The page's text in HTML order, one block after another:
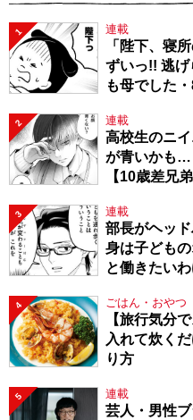
1 連載
「陛下、寝
ずいっ!! 逃
も母でした・
2 連載
高校生のニ
が青いかも…
【10歳差兄
3 連載
部長がヘッ
身は子ども
と働きたい
4 ごはん・おやつ
【旅行気分
入れて炊く
り方
5 連載
芸人・男性